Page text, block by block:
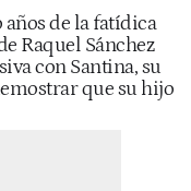
de la fatídica
Raquel Sánchez
con Santina, su
que su hijo